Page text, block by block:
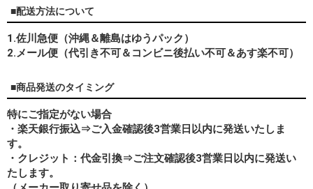
■配送方法について
1.佐川急便（沖縄＆離島はゆうパック）
2.メール便（代引き不可＆コンビニ後払い不可＆あす楽不可）
■商品発送のタイミング
特にご指定がない場合
・楽天銀行振込⇒ご入金確認後3営業日以内に発送いたしま
す。
・クレジット：代金引換⇒ご注文確認後3営業日以内に発送い
たします。